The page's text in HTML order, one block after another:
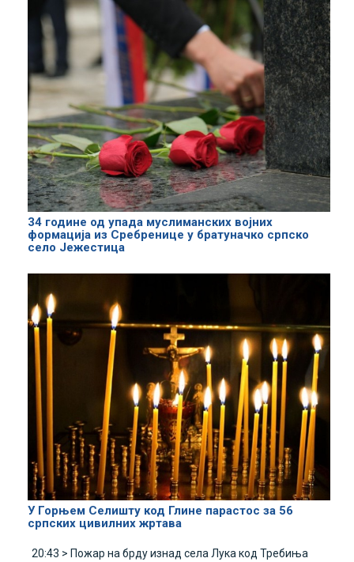
34 године од упада муслиманских војних
формација из Сребренице у братуначко српско
село Јежестица
У Горњем Селишту код Глине парастос за 56
српских цивилних жртава
20:43 > Пожар на брду изнад села Лука код Требиња